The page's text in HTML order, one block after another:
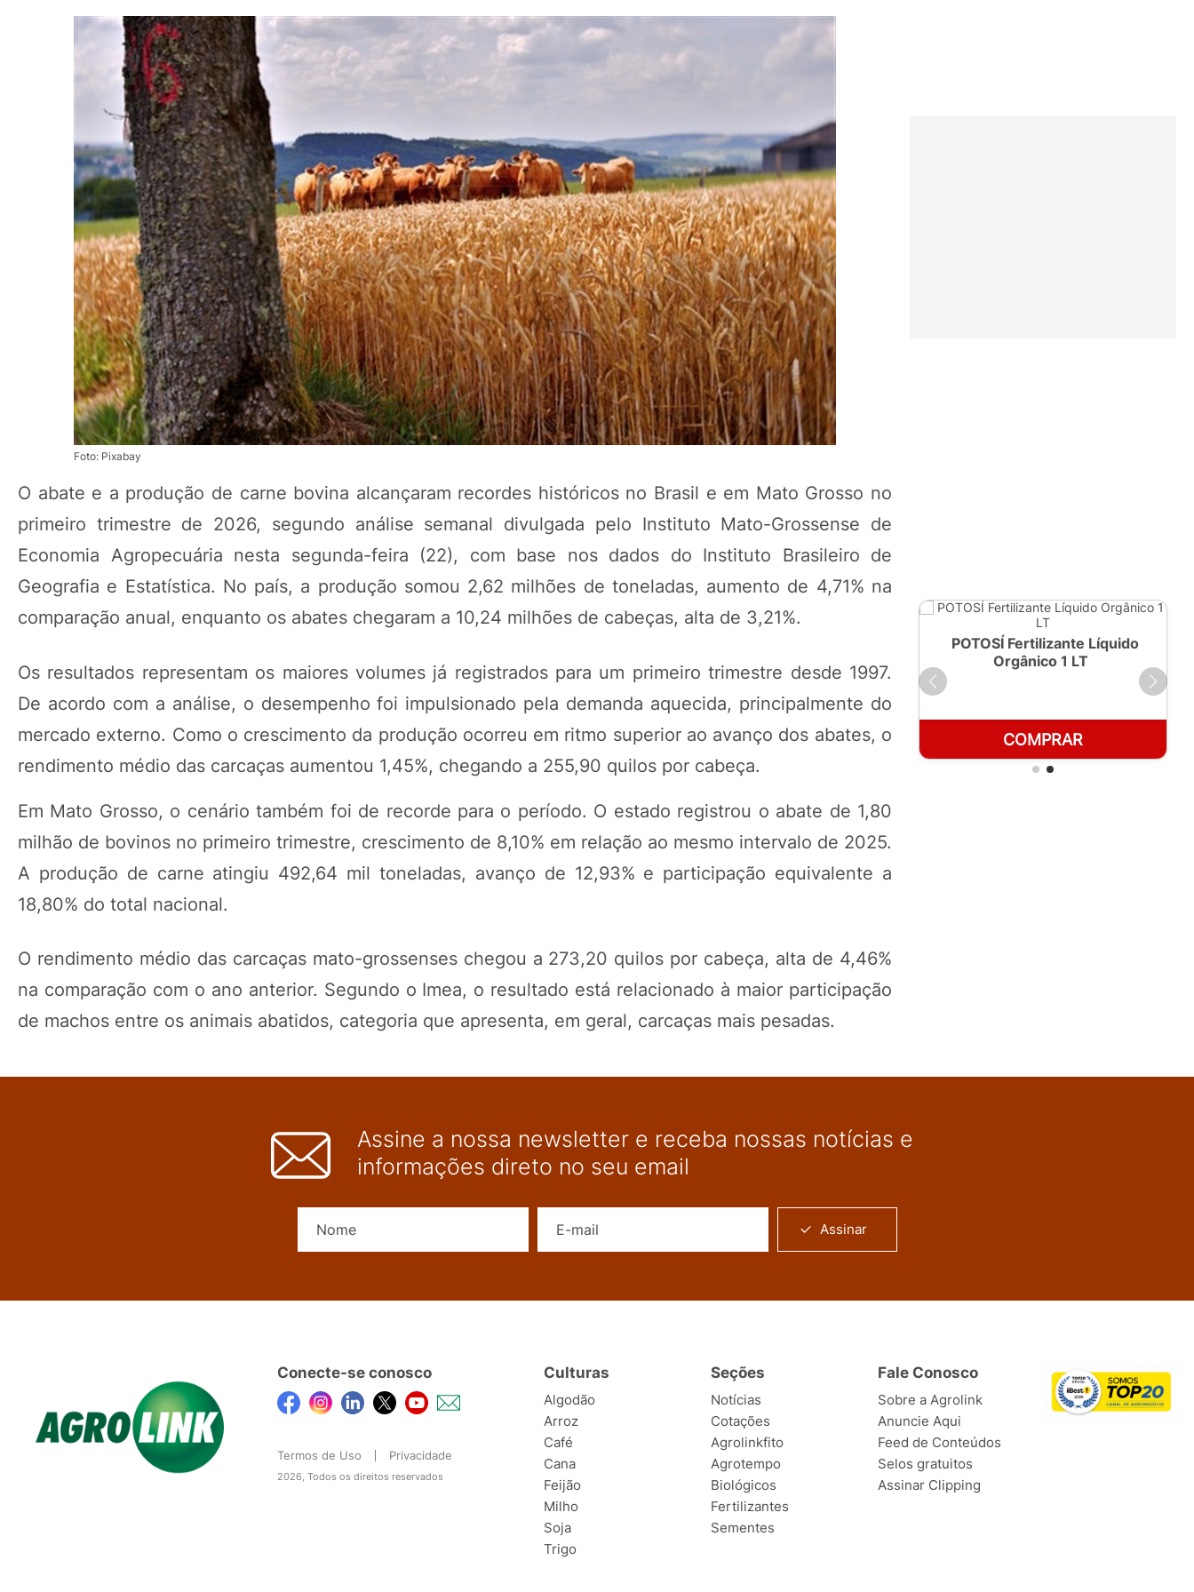
Foto: Pixabay
O abate e a produção de carne bovina alcançaram recordes históricos no Brasil e em Mato Grosso no
primeiro trimestre de 2026, segundo análise semanal divulgada pelo Instituto Mato-Grossense de
Economia Agropecuária nesta segunda-feira (22), com base nos dados do Instituto Brasileiro de
Geografia e Estatística. No país, a produção somou 2,62 milhões de toneladas, aumento de 4,71% na
comparação anual, enquanto os abates chegaram a 10,24 milhões de cabeças, alta de 3,21%.
Os resultados representam os maiores volumes já registrados para um primeiro trimestre desde 1997.
De acordo com a análise, o desempenho foi impulsionado pela demanda aquecida, principalmente do
mercado externo. Como o crescimento da produção ocorreu em ritmo superior ao avanço dos abates, o
rendimento médio das carcaças aumentou 1,45%, chegando a 255,90 quilos por cabeça.
Em Mato Grosso, o cenário também foi de recorde para o período. O estado registrou o abate de 1,80
milhão de bovinos no primeiro trimestre, crescimento de 8,10% em relação ao mesmo intervalo de 2025.
A produção de carne atingiu 492,64 mil toneladas, avanço de 12,93% e participação equivalente a
18,80% do total nacional.
O rendimento médio das carcaças mato-grossenses chegou a 273,20 quilos por cabeça, alta de 4,46%
na comparação com o ano anterior. Segundo o Imea, o resultado está relacionado à maior participação
de machos entre os animais abatidos, categoria que apresenta, em geral, carcaças mais pesadas.
COMPRAR
POTOSÍ Fertilizante Líquido
Orgânico 1 LT
COMPRAR
Assine a nossa newsletter e receba nossas notícias e
informações direto no seu email
Assinar
Conecte-se conosco
Termos de Uso Privacidade
2026, Todos os direitos reservados
Culturas
Algodão
Arroz
Café
Cana
Feijão
Milho
Soja
Trigo
Seções
Notícias
Cotações
Agrolinkfito
Agrotempo
Biológicos
Fertilizantes
Sementes
Fale Conosco
Sobre a Agrolink
Anuncie Aqui
Feed de Conteúdos
Selos gratuitos
Assinar Clipping